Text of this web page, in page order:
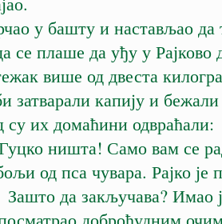
у башту и настављао да
се плаше да уђу у Рајково
више од двеста
затварали капију и
су их домаћини одвраћали:
ништа! Само вам се
од пса чувара. Рајко је
да закључава? Имао